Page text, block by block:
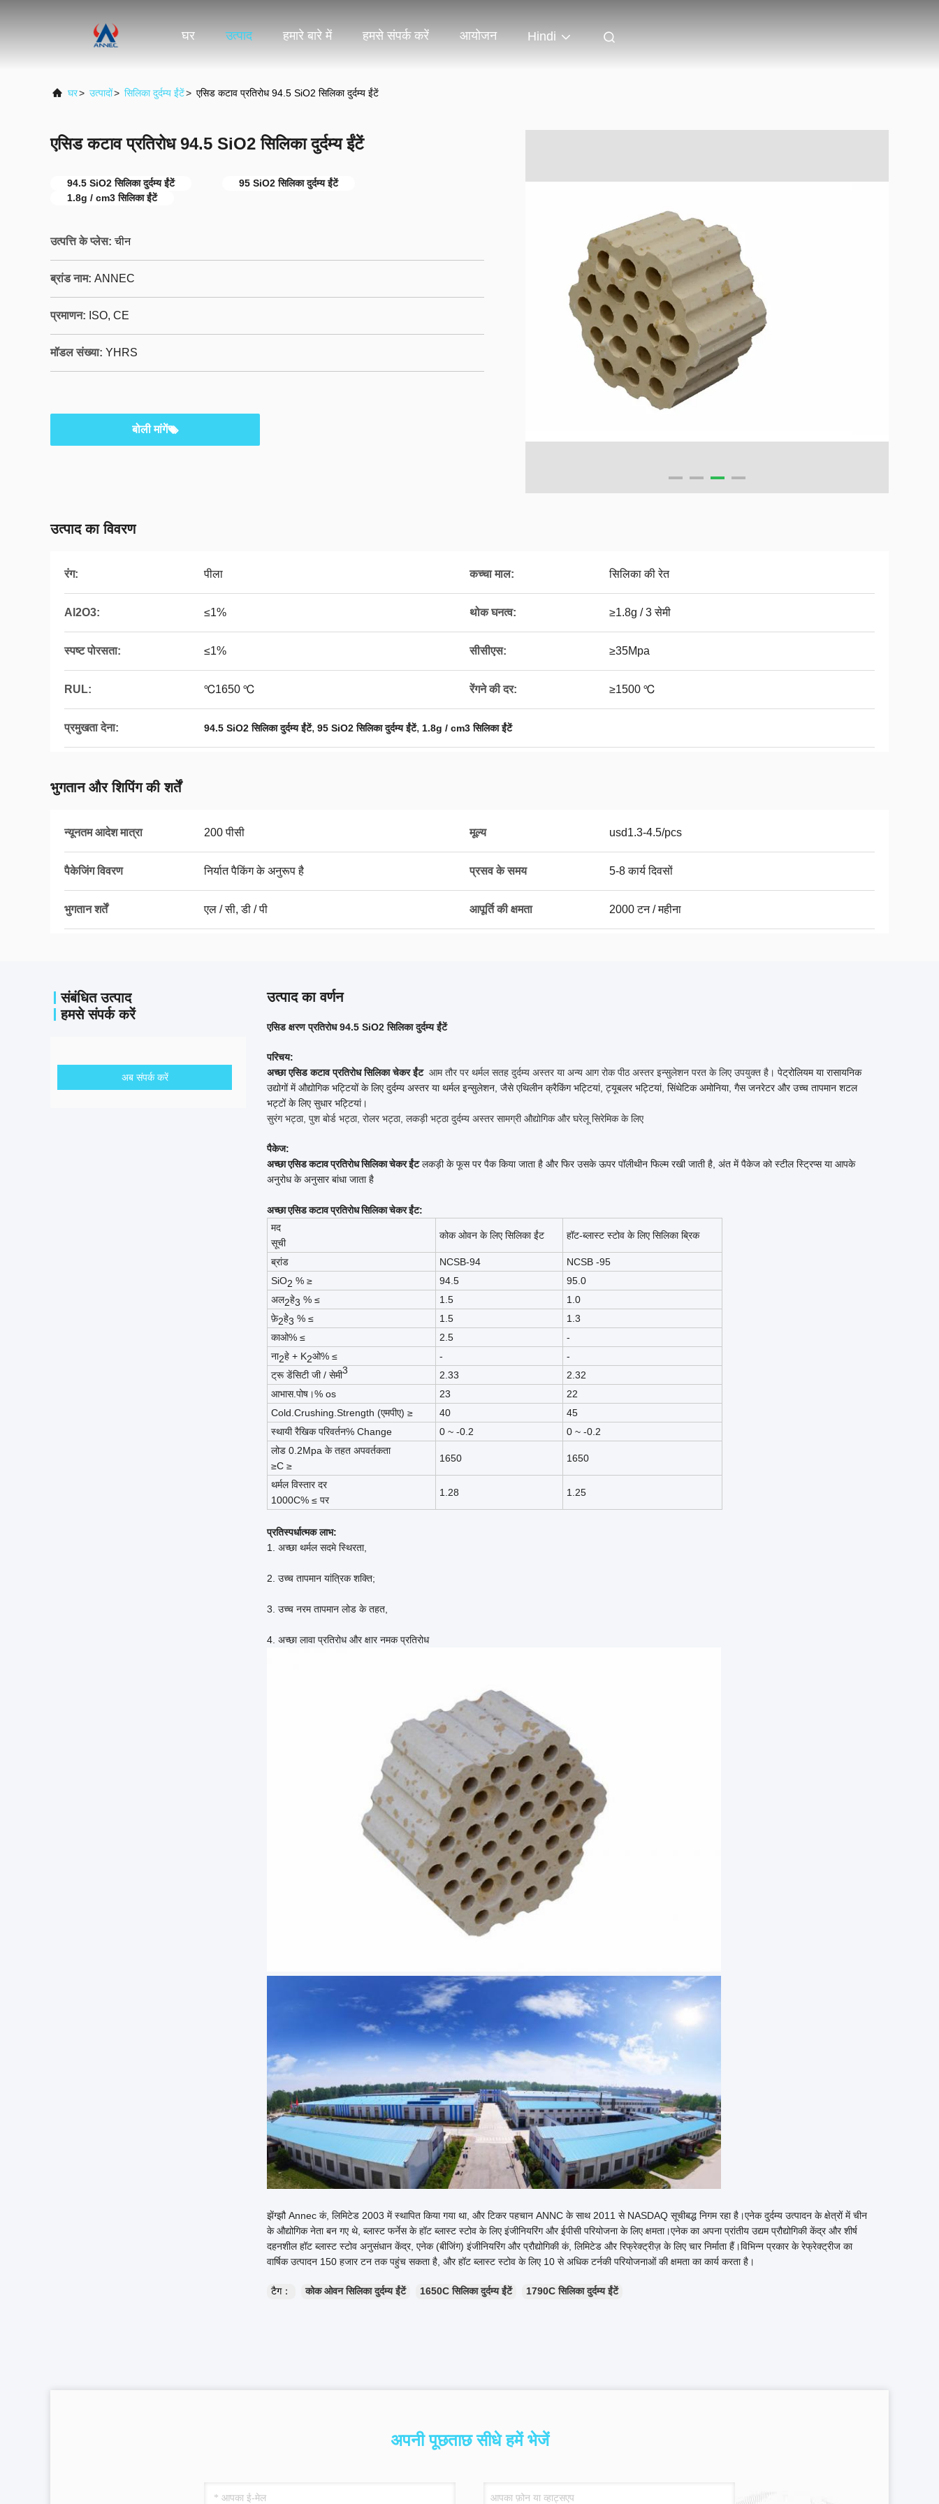
घर उत्पाद हमारे बारे में हमसे संपर्क करें आयोजन Hindi
घर> उत्पादों> सिलिका दुर्दम्य ईंटें> एसिड कटाव प्रतिरोध 94.5 SiO2 सिलिका दुर्दम्य ईंटें
एसिड कटाव प्रतिरोध 94.5 SiO2 सिलिका दुर्दम्य ईंटें
94.5 SiO2 सिलिका दुर्दम्य ईंटें
95 SiO2 सिलिका दुर्दम्य ईंटें
1.8g / cm3 सिलिका ईंटें
उत्पत्ति के प्लेस: चीन
ब्रांड नाम: ANNEC
प्रमाणन: ISO, CE
मॉडल संख्या: YHRS
बोली मांगें
उत्पाद का विवरण
रंग: पीला कच्चा माल: सिलिका की रेत
Al2O3: ≤1% थोक घनत्व: ≥1.8g / 3 सेमी
स्पष्ट पोरसता: ≤1% सीसीएस: ≥35Mpa
RUL: ℃1650 ℃ रेंगने की दर: ≥1500 ℃
प्रमुखता देना: 94.5 SiO2 सिलिका दुर्दम्य ईंटें, 95 SiO2 सिलिका दुर्दम्य ईंटें, 1.8g / cm3 सिलिका ईंटें
भुगतान और शिपिंग की शर्तें
न्यूनतम आदेश मात्रा 200 पीसी मूल्य usd1.3-4.5/pcs
पैकेजिंग विवरण निर्यात पैकिंग के अनुरूप है प्रसव के समय 5-8 कार्य दिवसों
भुगतान शर्तें एल / सी, डी / पी आपूर्ति की क्षमता 2000 टन / महीना
संबंधित उत्पाद
हमसे संपर्क करें
अब संपर्क करें
उत्पाद का वर्णन
एसिड क्षरण प्रतिरोध 94.5 SiO2 सिलिका दुर्दम्य ईंटें
परिचय:
अच्छा एसिड कटाव प्रतिरोध सिलिका चेकर ईंट आम तौर पर थर्मल सतह दुर्दम्य अस्तर या अन्य आग रोक पीठ अस्तर इन्सुलेशन परत के लिए उपयुक्त है। पेट्रोलियम या रासायनिक
उद्योगों में औद्योगिक भट्टियों के लिए दुर्दम्य अस्तर या थर्मल इन्सुलेशन, जैसे एथिलीन क्रैकिंग भट्टियां, ट्यूबलर भट्टियां, सिंथेटिक अमोनिया, गैस जनरेटर और उच्च तापमान शटल
भट्टों के लिए सुधार भट्टियां।
सुरंग भट्ठा, पुश बोर्ड भट्ठा, रोलर भट्ठा, लकड़ी भट्ठा दुर्दम्य अस्तर सामग्री औद्योगिक और घरेलू सिरेमिक के लिए
पैकेज:
अच्छा एसिड कटाव प्रतिरोध सिलिका चेकर ईंटलकड़ी के फूस पर पैक किया जाता है और फिर उसके ऊपर पॉलीथीन फिल्म रखी जाती है, अंत में पैकेज को स्टील स्ट्रिप्स या आपके
अनुरोध के अनुसार बांधा जाता है
अच्छा एसिड कटाव प्रतिरोध सिलिका चेकर ईंट:
मद
सूची
कोक ओवन के लिए सिलिका ईंट हॉट-ब्लास्ट स्टोव के लिए सिलिका ब्रिक
ब्रांड NCSB-94
NCSB -95
SiO2 % ≥ 94.5
95.0
अल2हे3 % ≤ 1.5
1.0
फ़े2हे3 % ≤ 1.5
1.3
काओ% ≤
2.5
-
ना2हे + K2ओ% ≤ -
-
ट्रू डेंसिटी जी / सेमी3 2.33
2.32
आभास.पोष।% os
23
22
Cold.Crushing.Strength (एमपीए) ≥
40
45
स्थायी रैखिक परिवर्तन% Change
0 ~ -0.2
0 ~ -0.2
लोड 0.2Mpa के तहत अपवर्तकता
≥C ≥
1650 1650
थर्मल विस्तार दर
1000C% ≤ पर
1.28 1.25
प्रतिस्पर्धात्मक लाभ:
1. अच्छा थर्मल सदमे स्थिरता,
2. उच्च तापमान यांत्रिक शक्ति;
3. उच्च नरम तापमान लोड के तहत,
4. अच्छा लावा प्रतिरोध और क्षार नमक प्रतिरोध
झेंग्झौ Annec कं, लिमिटेड 2003 में स्थापित किया गया था, और टिकर पहचान ANNC के साथ 2011 से NASDAQ सूचीबद्ध निगम रहा है।एनेक दुर्दम्य उत्पादन के क्षेत्रों में चीन
के औद्योगिक नेता बन गए थे, ब्लास्ट फर्नेस के हॉट ब्लास्ट स्टोव के लिए इंजीनियरिंग और ईपीसी परियोजना के लिए क्षमता।एनेक का अपना प्रांतीय उद्यम प्रौद्योगिकी केंद्र और शीर्ष
दहनशील हॉट ब्लास्ट स्टोव अनुसंधान केंद्र, एनेक (बीजिंग) इंजीनियरिंग और प्रौद्योगिकी कं, लिमिटेड और रिफ्रेक्ट्रीज़ के लिए चार निर्माता हैं।विभिन्न प्रकार के रेफ्रेक्ट्रीज का
वार्षिक उत्पादन 150 हजार टन तक पहुंच सकता है, और हॉट ब्लास्ट स्टोव के लिए 10 से अधिक टर्नकी परियोजनाओं की क्षमता का कार्य करता है।
टैग： कोक ओवन सिलिका दुर्दम्य ईंटें 1650C सिलिका दुर्दम्य ईंटें 1790C सिलिका दुर्दम्य ईंटें
अपनी पूछताछ सीधे हमें भेजें